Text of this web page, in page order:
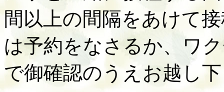
間以上の間隔をあけて
は予約をなさるか、ワ
で御確認のうえお越し